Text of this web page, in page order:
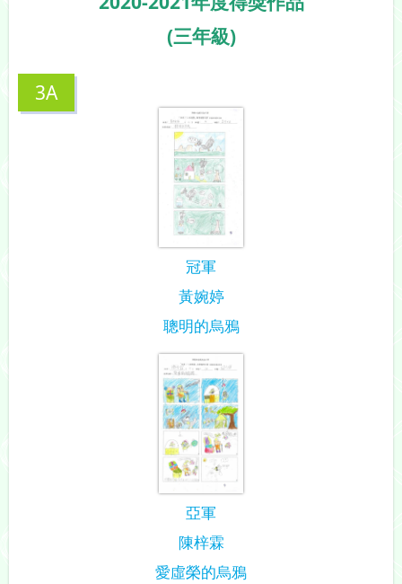
(三年級)
3A
冠軍
黃婉婷
聰明的烏鴉
亞軍
陳梓霖
愛虛榮的烏鴉